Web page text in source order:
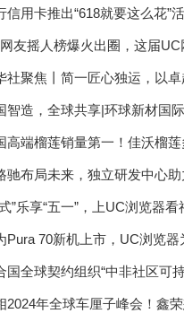
信用卡推出“618就要这么花”
友摇人榜爆火出圈，这届
社聚焦丨简一匠心独运，以
智造，全球共享|环球新材国
高端榴莲销量第一！佳沃榴
驰布局未来，独立研发中心
”乐享“五一”，上UC浏览器看
Pura 70新机上市，UC浏览器
国全球契约组织“中非社区可
2024年全球车厘子峰会！鑫